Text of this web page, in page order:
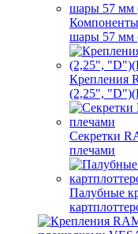
шары 57 мм
Крепления
(2,25",
Секретки
плечами
Палубные